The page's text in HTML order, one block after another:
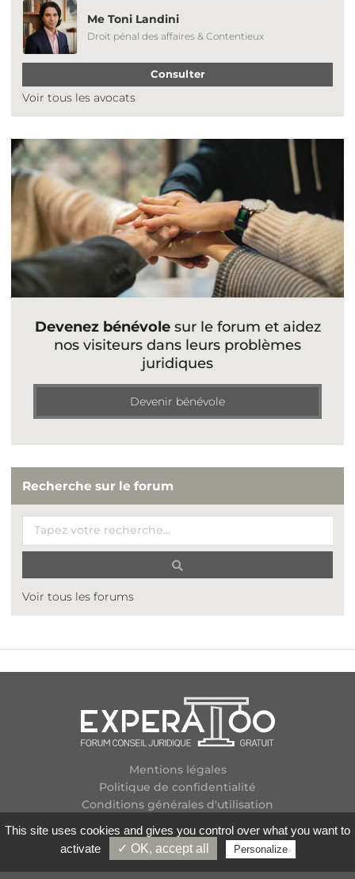
Me Toni Landini
Droit pénal des affaires & Contentieux
Consulter
Voir tous les avocats
Devenez bénévolesur le forum et aidez
nos visiteurs dans leurs problèmes
juridiques
Devenir bénévole
Recherche sur le forum
Voir tous les forums
Mentions légales
Politique de confidentialité
Conditions générales d'utilisation
Contactez-nous
Flux RSS
Copyright
2026 Experatoo.com - Tous droits réservés
This site uses cookies and gives you control over what you want to
activate
✓ OK, accept all Personalize